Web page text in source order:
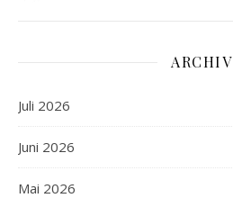
ARCHIV
Juli 2026
Juni 2026
Mai 2026